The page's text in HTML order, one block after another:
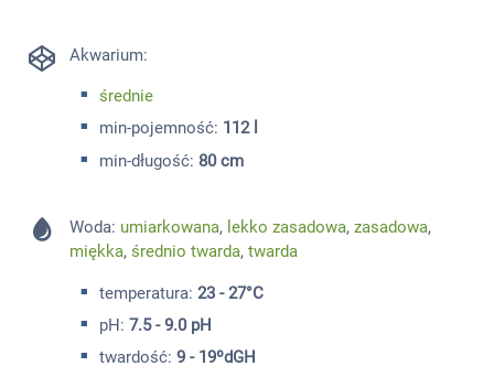
Akwarium:
średnie
min-pojemność: 112 l
min-długość: 80 cm
Woda: umiarkowana, lekko zasadowa,zasadowa,
miękka,średnio twarda,twarda
temperatura: 23 - 27°C
pH: 7.5 - 9.0 pH
twardość: 9 - 19ºdGH